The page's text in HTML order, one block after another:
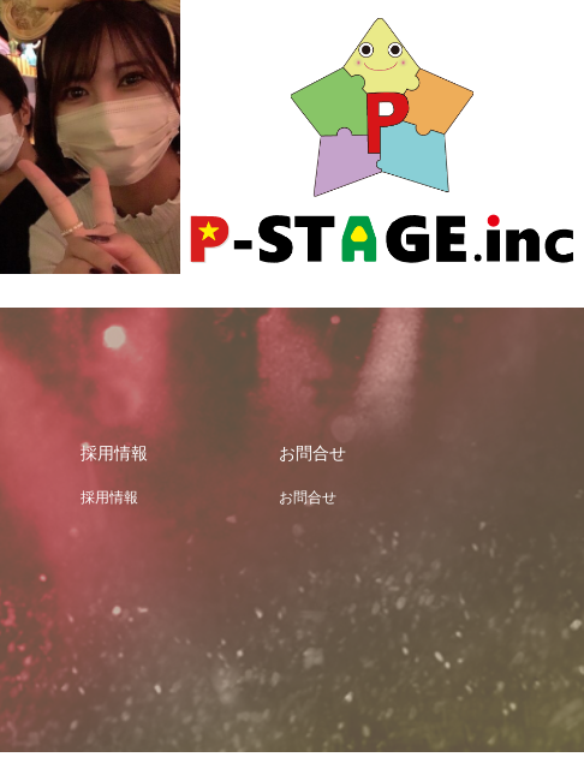
採用情報
採用情報
お問合せ
お問合せ